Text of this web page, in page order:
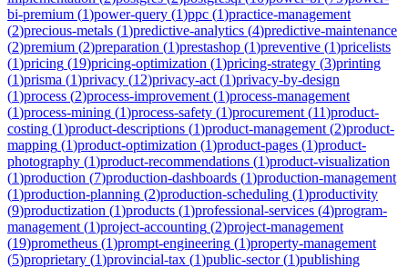
bi-premium (1)power-query (1)ppc (1)practice-management
(2)precious-metals (1)predictive-analytics (4)predictive-maintenance
(2)premium (2)preparation (1)prestashop (1)preventive (1)pricelists
(1)pricing (19)pricing-optimization (1)pricing-strategy (3)printing
(1)prisma (1)privacy (12)privacy-act (1)privacy-by-design
(1)process (2)process-improvement (1)process-management
(1)process-mining (1)process-safety (1)procurement (11)product-
costing (1)product-descriptions (1)product-management (2)product-
mapping (1)product-optimization (1)product-pages (1)product-
photography (1)product-recommendations (1)product-visualization
(1)production (7)production-dashboards (1)production-management
(1)production-planning (2)production-scheduling (1)productivity
(9)productization (1)products (1)professional-services (4)program-
management (1)project-accounting (2)project-management
(19)prometheus (1)prompt-engineering (1)property-management
(5)proprietary (1)provincial-tax (1)public-sector(1)publishing